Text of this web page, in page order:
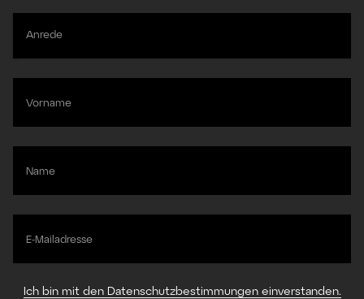
Anrede
Vorname
Name
E-Mailadresse
Ich bin mit den Datenschutzbestimmungen einverstanden.